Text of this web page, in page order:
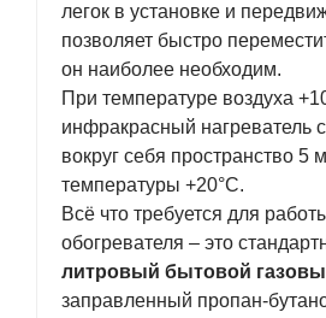
легок в установке и
позволяет быстро
он наиболее необходим.
При температуре воздуха
инфракрасный нагреватель
вокруг себя пространство 5
температуры +20°С.
Всё что требуется для
обогревателя – это
литровый бытовой
заправленный пропан-